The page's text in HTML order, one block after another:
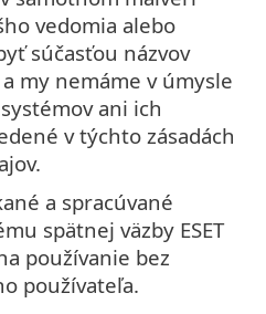
vedomia alebo
súčasťou názvov
my nemáme v úmysle
ani ich
v týchto zásadách
a spracúvané
spätnej väzby ESET
používanie bez
používateľa.